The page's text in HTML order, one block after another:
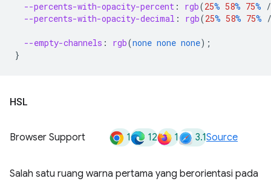
--percents-with-opacity-percent : rgb(25% 58% 75% /
--percents-with-opacity-decimal : rgb(25% 58% 75% /
--empty-channels : rgb(none none none);
}
HSL
Browser Support 1 12 1 3.1Source
Salah satu ruang warna pertama yang berorientasi pada